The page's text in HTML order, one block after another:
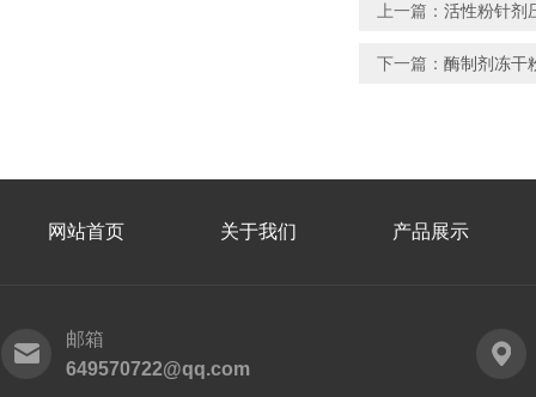
上一篇： 活性粉针剂
下一篇： 酶制剂冻干
网站首页 关于我们 产品展示
邮箱
649570722@qq.com